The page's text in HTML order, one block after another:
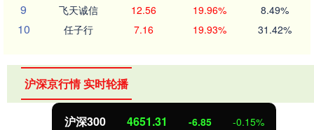
9 飞天诚信 12.56 19.96% 8.49%
10 任子行 7.16 19.93% 31.42%
沪深京行情 实时轮播
沪深300 4651.31 -6.85 -0.15%